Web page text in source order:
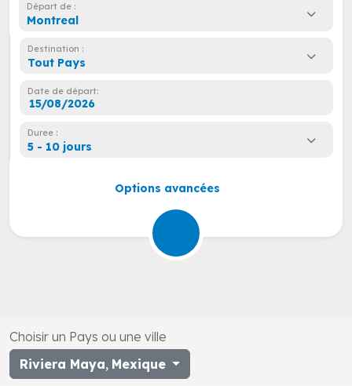
Départ de :
Montreal
Destination :
Tout Pays
Date de départ:
Duree :
5 - 10 jours
Options avancées
Choisir un Pays ou une ville
Riviera Maya, Mexique